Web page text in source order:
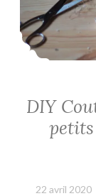
DIY
22 avril 2020